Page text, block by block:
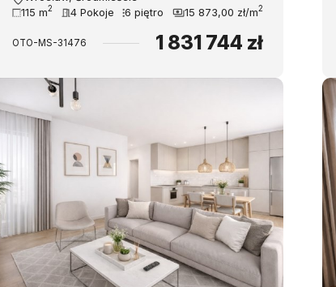
115 m2 4 Pokoje 6 piętro 15 873,00 zł/m2
OTO-MS-31476 1 831 744 zł